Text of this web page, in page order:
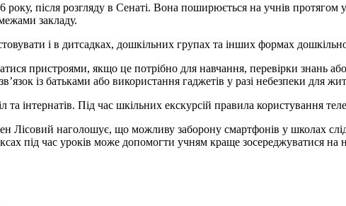
після розгляду в Сенаті. Вона поширюється на учнів протягом
закладу.
і в дитсадках, дошкільних групах та інших формах
пристроями, якщо це потрібно для навчання, перевірки знань
із батьками або використання гаджетів у разі небезпеки для
та інтернатів. Під час шкільних екскурсій правила користування
Лісовий наголошує, що можливу заборону смартфонів у школах
під час уроків може допомогти учням краще зосереджуватися на